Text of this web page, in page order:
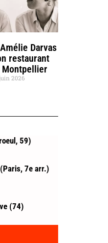
Darvas
restaurant
Montpellier
2026
59)
7e arr.)
(74)